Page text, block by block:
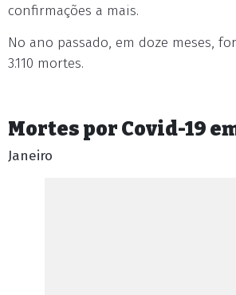
confirmações a mais.
No ano passado, em doze meses,
3.110 mortes.
Mortes por Covid-19
Janeiro